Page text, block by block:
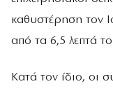
καθυστέρηση τον
από τα 6,5 λεπτά
Κατά τον ίδιο, οι